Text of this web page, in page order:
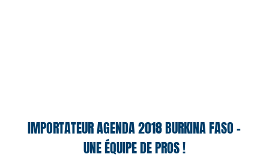
IMPORTATEUR AGENDA 2018 BURKINA FASO –
UNE ÉQUIPE DE PROS !